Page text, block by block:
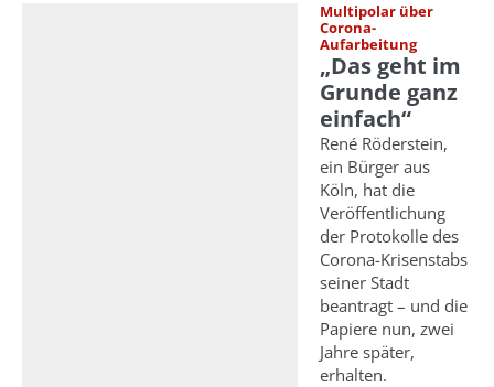
Multipolar über
Corona-
Aufarbeitung
„Das geht im
Grunde ganz
einfach“
René Röderstein,
ein Bürger aus
Köln, hat die
Veröffentlichung
der Protokolle des
Corona-Krisenstabs
seiner Stadt
beantragt – und die
Papiere nun, zwei
Jahre später,
erhalten.